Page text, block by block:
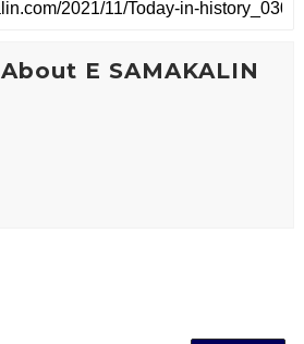
About E SAMAKALIN